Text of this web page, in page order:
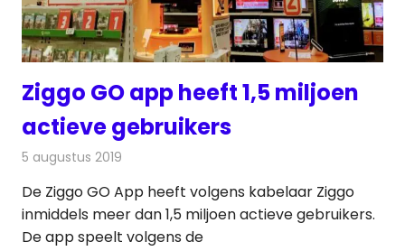
Ziggo GO app heeft 1,5 miljoen
actieve gebruikers
5 augustus 2019
De Ziggo GO App heeft volgens kabelaar Ziggo
inmiddels meer dan 1,5 miljoen actieve gebruikers.
De app speelt volgens de